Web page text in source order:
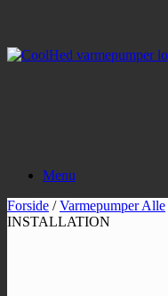
indhold
Menu
Forside /Varmepumper Alle
INSTALLATION